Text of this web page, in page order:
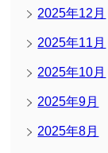
2025年12月
2025年11月
2025年10月
2025年9月
2025年8月